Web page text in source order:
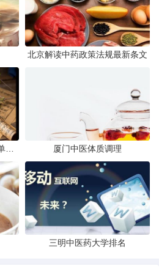
北京解读中药政策法规最新条文
厦门中医体质调理
三明中医药大学排名